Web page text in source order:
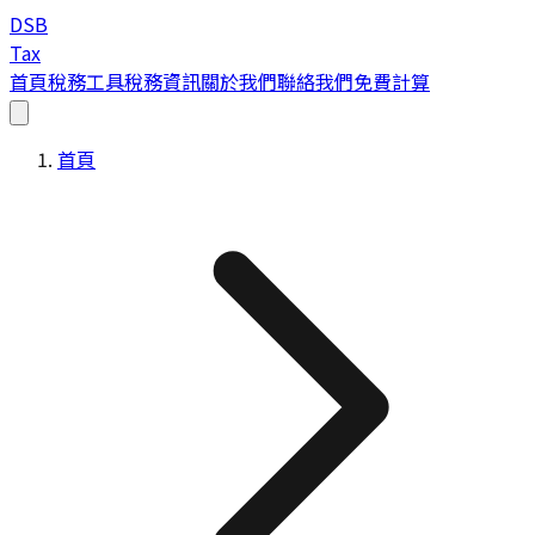
DSB
Tax
首頁稅務工具稅務資訊關於我們聯絡我們免費計算
首頁